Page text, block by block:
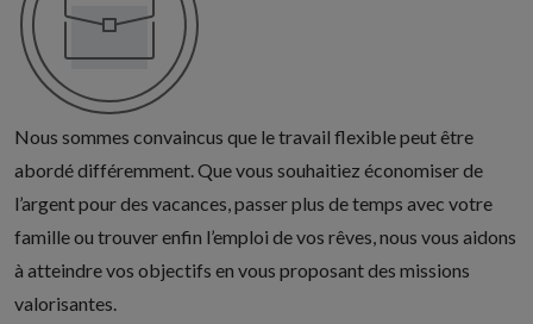
Nous sommes convaincus que le travail flexible peut être
abordé différemment. Que vous souhaitiez économiser de
l’argent pour des vacances, passer plus de temps avec votre
famille ou trouver enfin l’emploi de vos rêves, nous vous aidons
à atteindre vos objectifs en vous proposant des missions
valorisantes.